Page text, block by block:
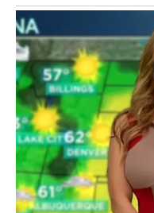
A ono što dolazi posle
zdraviju i autentičniju